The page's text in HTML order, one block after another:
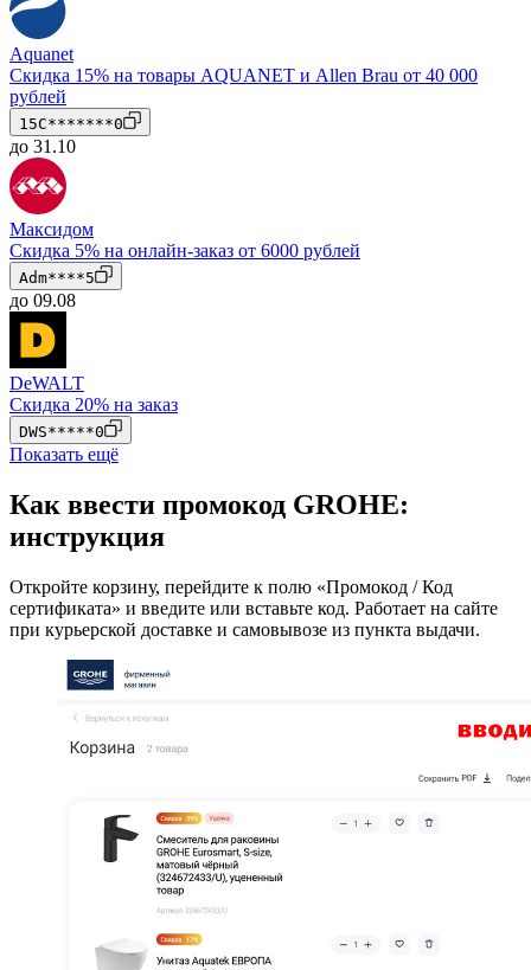
Aquanet
Скидка 15% на товары AQUANET и Allen Brau от 40 000
рублей
15C*******0
до 31.10
Максидом
Скидка 5% на онлайн-заказ от 6000 рублей
Adm****5
до 09.08
DeWALT
Скидка 20% на заказ
DWS*****0
Показать ещё
Как ввести промокод GROHE:
инструкция
Откройте корзину, перейдите к полю «Промокод / Код
сертификата» и введите или вставьте код. Работает на сайте
при курьерской доставке и самовывозе из пункта выдачи.